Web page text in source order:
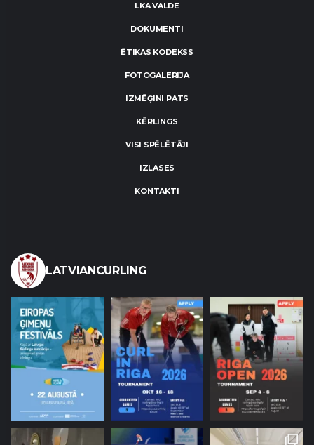
LKA VALDE
DOKUMENTI
ĒTIKAS KODEKSS
FOTOGALERIJA
IZMĒĢINI PATS
KĒRLINGS
VISI SPĒLĒTĀJI
IZLASES
KONTAKTI
LATVIANCURLING